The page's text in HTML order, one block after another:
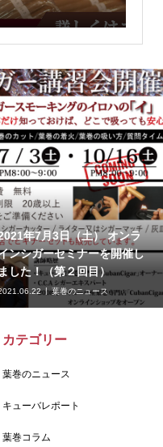
葉巻は体に害があるか？
2020.07.10 葉巻コラム
カテゴリー
葉巻のニュース
キューバレポート
葉巻コラム